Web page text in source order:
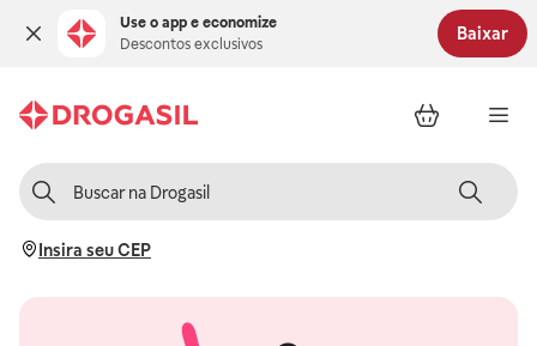
Use o app e economize
Descontos exclusivos
Baixar
Insira seu CEP